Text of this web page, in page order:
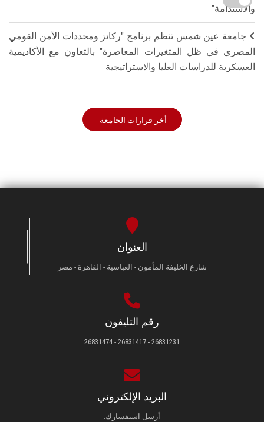
والاستدامة"
جامعة عين شمس تنظم برنامج "ركائز ومحددات الأمن القومي
المصري في ظل المتغيرات المعاصرة" بالتعاون مع الأكاديمية
العسكرية للدراسات العليا والاستراتيجية
أخر قرارات الجامعة
العنوان
شارع الخليفة المأمون - العباسية - القاهرة - مصر
رقم التليفون
26831231 - 26831417 - 26831474
البريد الإلكتروني
أرسل استفسارك.